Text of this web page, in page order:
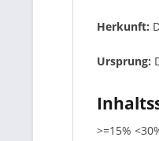
Herkunft:
Ursprung:
>=15%